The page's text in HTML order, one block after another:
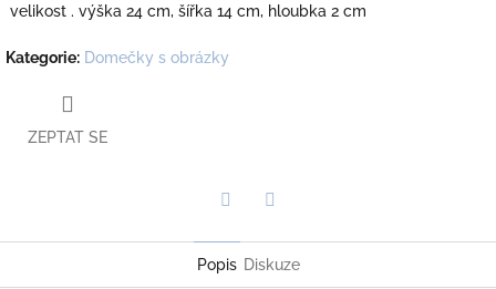
velikost . výška 24 cm, šířka 14 cm, hloubka 2 cm
Kategorie: Domečky s obrázky
ZEPTAT SE
Popis Diskuze